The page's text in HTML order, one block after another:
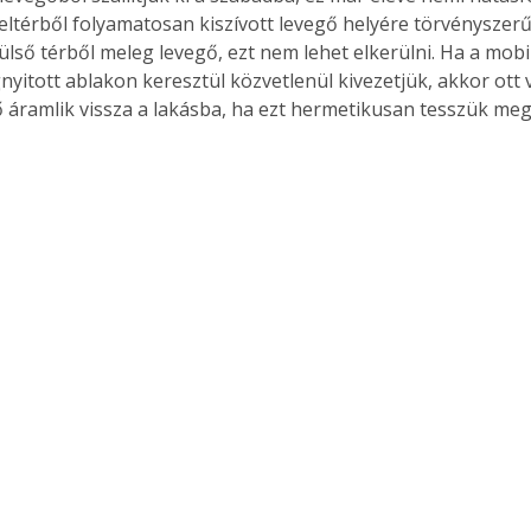
folyamatosan kiszívott levegő helyére
térből meleg levegő, ezt nem lehet elkerülni. Ha a
ablakon keresztül közvetlenül kivezetjük, akkor ott
áramlik vissza a lakásba, ha ezt hermetikusan tesszük